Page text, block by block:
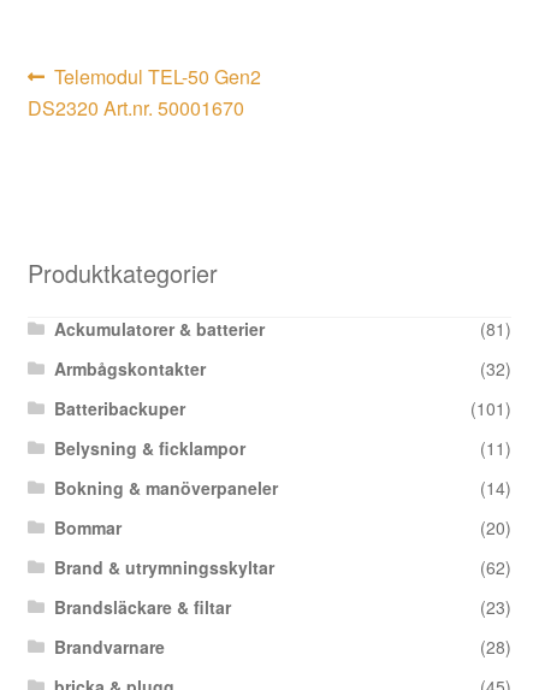
Inläggsnavigering
Föregående
inlägg:
Telemodul TEL-50 Gen2
DS2320 Art.nr. 50001670
Produktkategorier
Ackumulatorer & batterier
(81)
Armbågskontakter
(32)
Batteribackuper
(101)
Belysning & ficklampor
(11)
Bokning & manöverpaneler
(14)
Bommar
(20)
Brand & utrymningsskyltar
(62)
Brandsläckare & filtar
(23)
Brandvarnare
(28)